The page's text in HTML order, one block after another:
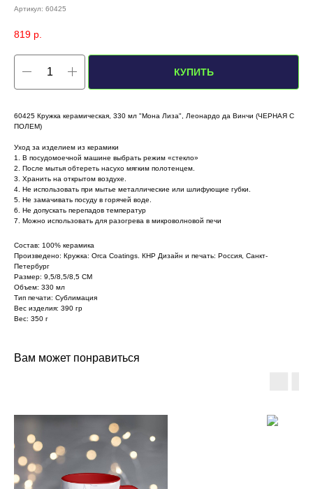
Артикул: 60425
819 р.
КУПИТЬ
60425 Кружка керамическая, 330 мл "Мона Лиза", Леонардо да Винчи (ЧЕРНАЯ С
ПОЛЕМ)
Уход за изделием из керамики
1. В посудомоечной машине выбрать режим «стекло»
2. После мытья обтереть насухо мягким полотенцем.
3. Хранить на открытом воздухе.
4. Не использовать при мытье металлические или шлифующие губки.
5. Не замачивать посуду в горячей воде.
6. Не допускать перепадов температур
7. Можно использовать для разогрева в микроволновой печи
Состав: 100% керамика
Произведено: Кружка: Orca Coatings. КНР Дизайн и печать: Россия, Санкт-
Петербург
Размер: 9,5/8,5/8,5 СМ
Объем: 330 мл
Тип печати: Сублимация
Вес изделия: 390 гр
Вес: 350 г
Вам может понравиться